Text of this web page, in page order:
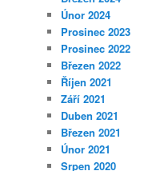
Únor 2024
Prosinec 2023
Prosinec 2022
Březen 2022
Říjen 2021
Září 2021
Duben 2021
Březen 2021
Únor 2021
Srpen 2020